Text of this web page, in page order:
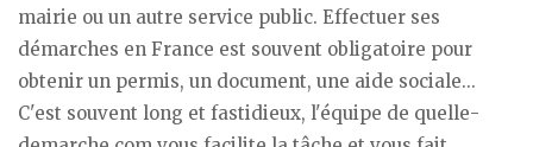
mairie ou un autre service public. Effectuer ses
démarches en France est souvent obligatoire pour
obtenir un permis, un document, une aide sociale...
C'est souvent long et fastidieux, l'équipe de quelle-